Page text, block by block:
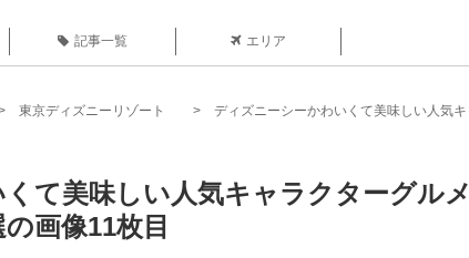
記事一覧 エリア
東京ディズニーリゾート ディズニーシーかわいくて美味しい人気
て美味しい人気キャラクターグル
画像11枚目